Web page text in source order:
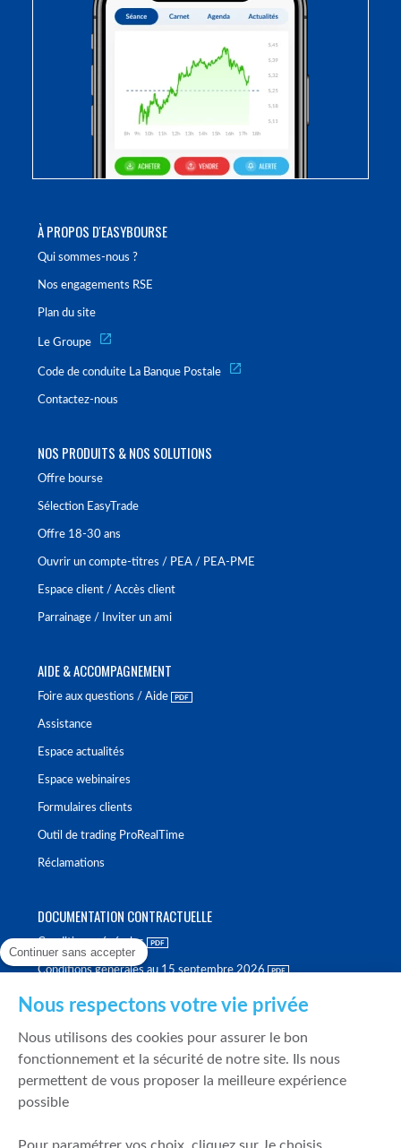
À PROPOS D'EASYBOURSE
Qui sommes-nous ?
Nos engagements RSE
Plan du site
Le Groupe
Code de conduite La Banque Postale
Contactez-nous
NOS PRODUITS & NOS SOLUTIONS
Offre bourse
Sélection EasyTrade
Offre 18-30 ans
Ouvrir un compte-titres / PEA / PEA-PME
Espace client / Accès client
Parrainage / Inviter un ami
AIDE & ACCOMPAGNEMENT
Foire aux questions / Aide
Assistance
Espace actualités
Espace webinaires
Formulaires clients
Outil de trading ProRealTime
Réclamations
DOCUMENTATION CONTRACTUELLE
Conditions générales
Conditions générales au 15 septembre 2026
Politique de meilleure sélection
Politique de durabilité
Fonds de garantie des dépôts et de résolution
Continuer sans accepter
Nous respectons votre vie privée
Nous utilisons des cookies pour assurer le bon
fonctionnement et la sécurité de notre site. Ils nous
permettent de vous proposer la meilleure expérience
possible